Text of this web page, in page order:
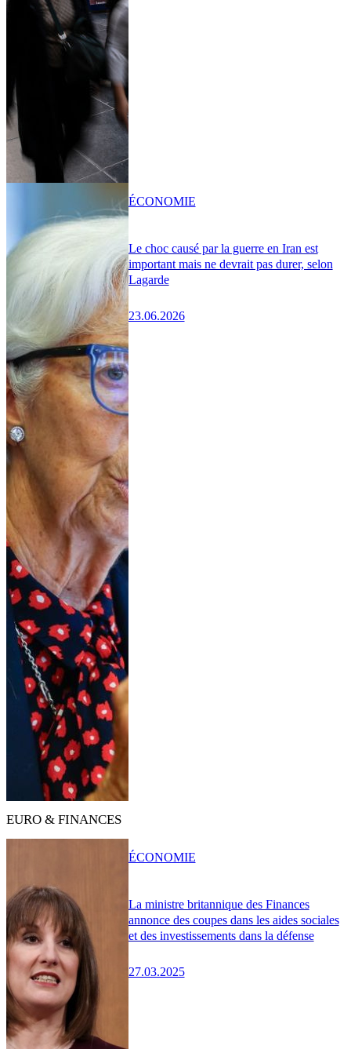
Le choc causé par la guerre en Iran est
important mais ne devrait pas durer, selon
Lagarde
23.06.2026
ÉCONOMIE
EURO & FINANCES
La ministre britannique des Finances
annonce des coupes dans les aides sociales
et des investissements dans la défense
27.03.2025
ÉCONOMIE